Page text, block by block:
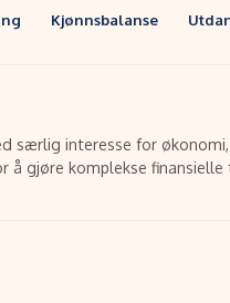
Kjønnsbalanse
særlig interesse for
å gjøre komplekse